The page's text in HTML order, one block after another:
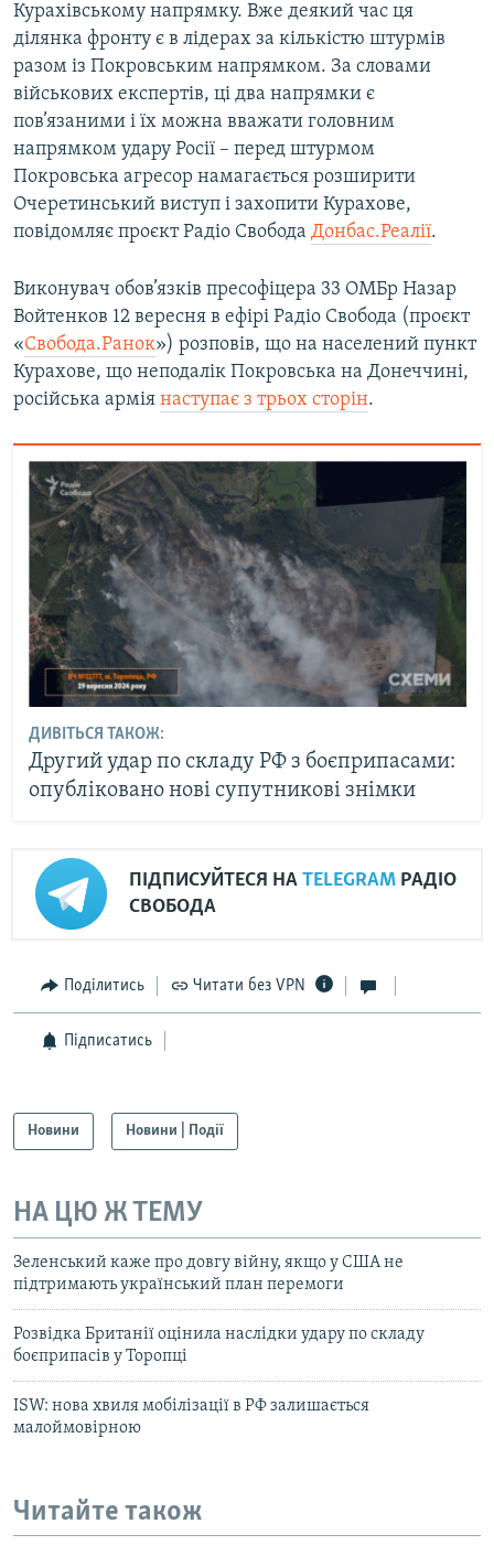
Курахівському напрямку. Вже деякий час ця
ділянка фронту є в лідерах за кількістю штурмів
разом із Покровським напрямком. За словами
військових експертів, ці два напрямки є
пов’язаними і їх можна вважати головним
напрямком удару Росії – перед штурмом
Покровська агресор намагається розширити
Очеретинський виступ і захопити Курахове,
повідомляє проєкт Радіо Свобода Донбас.Реалії.
Виконувач обов’язків пресофіцера 33 ОМБр Назар
Войтенков 12 вересня в ефірі Радіо Свобода (проєкт
«Свобода.Ранок») розповів, що на населений пункт
Курахове, що неподалік Покровська на Донеччині,
російська армія наступає з трьох сторін.
ДИВІТЬСЯ ТАКОЖ:
Другий удар по складу РФ з боєприпасами:
опубліковано нові супутникові знімки
ПІДПИСУЙТЕСЯ НА TELEGRAM РАДІО
СВОБОДА
Поділитись Читати без VPN
Підписатись
Новини Новини | Події
НА ЦЮ Ж ТЕМУ
Зеленський каже про довгу війну, якщо у США не
підтримають український план перемоги
Розвідка Британії оцінила наслідки удару по складу
боєприпасів у Торопці
ISW: нова хвиля мобілізації в РФ залишається
малоймовірною
Читайте також